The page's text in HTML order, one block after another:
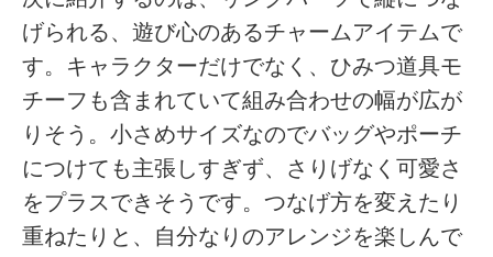
げられる、遊び心のあるチャームアイテムで
す。キャラクターだけでなく、ひみつ道具モ
チーフも含まれていて組み合わせの幅が広が
りそう。小さめサイズなのでバッグやポーチ
につけても主張しすぎず、さりげなく可愛さ
をプラスできそうです。つなげ方を変えたり
重ねたりと、自分なりのアレンジを楽しんで